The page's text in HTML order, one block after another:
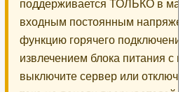
поддерживается ТОЛЬКО в
входным постоянным
функцию горячего
извлечением блока питания с
выключите сервер или